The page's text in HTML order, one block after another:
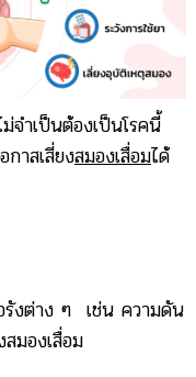
จำเป็นต้องเป็นโรคนี้
าสเสี่ยงสมองเสื่อมได้
รังต่าง ๆ เช่น ความดัน
มองเสื่อม